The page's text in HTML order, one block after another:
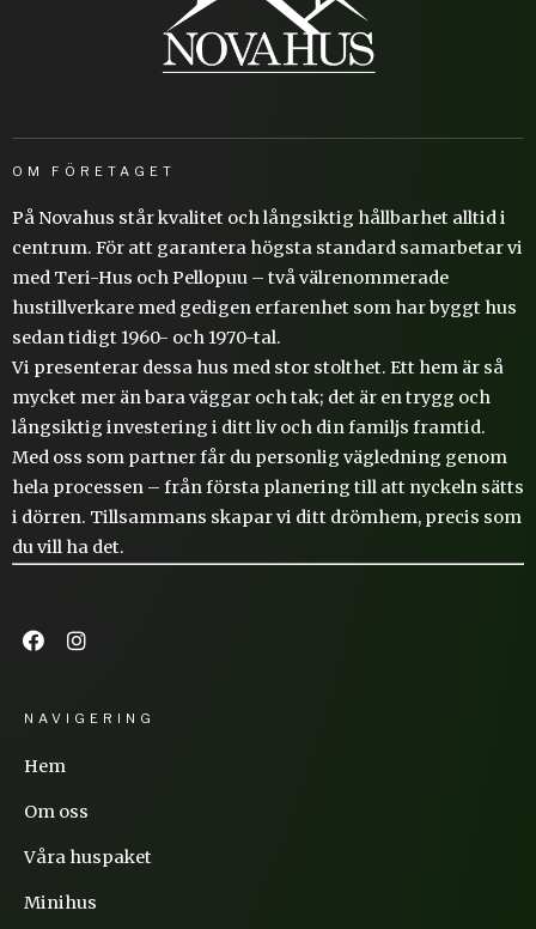
OM FÖRETAGET
På Novahus står kvalitet och långsiktig hållbarhet alltid i
centrum. För att garantera högsta standard samarbetar vi
med Teri-Hus och Pellopuu – två välrenommerade
hustillverkare med gedigen erfarenhet som har byggt hus
sedan tidigt 1960- och 1970-tal.
Vi presenterar dessa hus med stor stolthet. Ett hem är så
mycket mer än bara väggar och tak; det är en trygg och
långsiktig investering i ditt liv och din familjs framtid.
Med oss som partner får du personlig vägledning genom
hela processen – från första planering till att nyckeln sätts
i dörren. Tillsammans skapar vi ditt drömhem, precis som
du vill ha det.
NAVIGERING
Hem
Om oss
Våra huspaket
Minihus